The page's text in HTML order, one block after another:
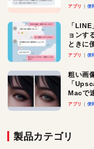
アプリ 便
「
ョンす
ときに
アプリ 便
粗い画
「
Macで
アプリ 便
製品カテゴリ